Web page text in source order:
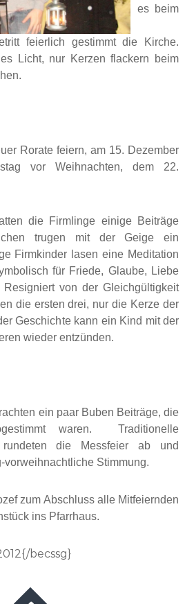
es beim
feierlich gestimmt die Kirche.
Licht, nur Kerzen flackern beim
Rorate feiern, am 15. Dezember
vor Weihnachten, dem 22.
die Firmlinge einige Beiträge
trugen mit der Geige ein
Firmkinder lasen eine Meditation
für Friede, Glaube, Liebe
von der Gleichgültigkeit
die ersten drei, nur die Kerze der
Geschichte kann ein Kind mit der
wieder entzünden.
ein paar Buben Beiträge, die
waren. Traditionelle
die Messfeier ab und
vorweihnachtliche Stimmung.
zum Abschluss alle Mitfeiernden
ins Pfarrhaus.
becssg}